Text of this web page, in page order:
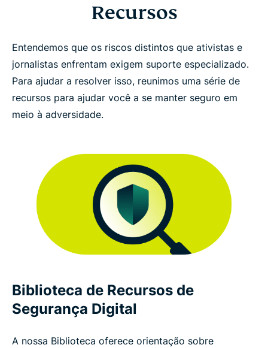
Recursos
Entendemos que os riscos distintos que ativistas e
jornalistas enfrentam exigem suporte especializado.
Para ajudar a resolver isso, reunimos uma série de
recursos para ajudar você a se manter seguro em
meio à adversidade.
Biblioteca de Recursos de
Segurança Digital
A nossa Biblioteca oferece orientação sobre